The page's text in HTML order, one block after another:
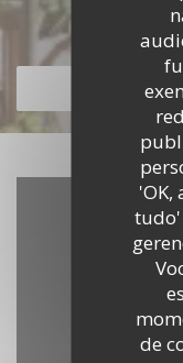
'OK,
tudo'
de